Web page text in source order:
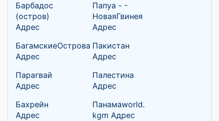
Барбадос
(остров)
Адрес
Папуа - -
НоваяГвинея
Адрес
БагамскиеОстрова
Адрес
Пакистан
Адрес
Парагвай
Адрес
Палестина
Адрес
Бахрейн
Адрес
Панамаworld.
kgm Адрес